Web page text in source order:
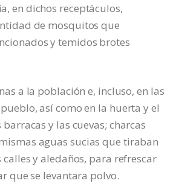
en dichos receptáculos,
de mosquitos que
y temidos brotes
a la población e, incluso, en las
así como en la huerta y el
y las cuevas; charcas
aguas sucias que tiraban
calles y aledaños, para refrescar
que se levantara polvo.